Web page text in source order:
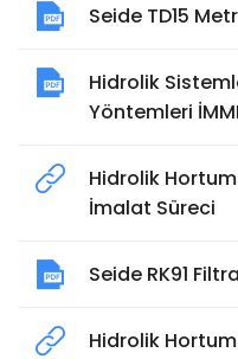
Seide TD15
Hidrolik
Yöntemleri
Hidrolik
İmalat Süreci
Seide RK91
Hidrolik